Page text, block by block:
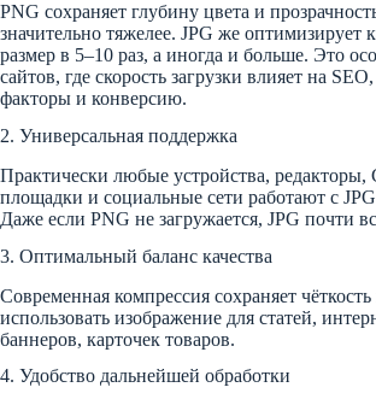
PNG сохраняет глубину цвета и
значительно тяжелее. JPG же оптимизирует
размер в 5–10 раз, а иногда и больше. Это
сайтов, где скорость загрузки влияет на
факторы и конверсию.
2. Универсальная поддержка
Практически любые устройства, редакторы,
площадки и социальные сети работают с
Даже если PNG не загружается, JPG почти
3. Оптимальный баланс качества
Современная компрессия сохраняет чёткость
использовать изображение для статей,
баннеров, карточек товаров.
4. Удобство дальнейшей обработки